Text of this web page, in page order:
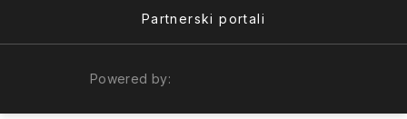
Partnerski portali
Powered by: